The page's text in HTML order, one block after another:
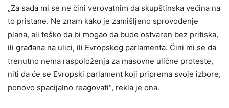
„Za sada mi se ne čini verovatnim da skupštinska većina na
to pristane. Ne znam kako je zamišljeno sprovođenje
plana, ali teško da bi mogao da bude ostvaren bez pritiska,
ili građana na ulici, ili Evropskog parlamenta. Čini mi se da
trenutno nema raspoloženja za masovne ulične proteste,
niti da će se Evropski parlament koji priprema svoje izbore,
ponovo spacijalno reagovati“, rekla je ona.